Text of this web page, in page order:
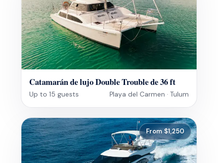
Catamarán de lujo Double Trouble de 36 ft
Up to 15 guests Playa del Carmen · Tulum
From $1,250